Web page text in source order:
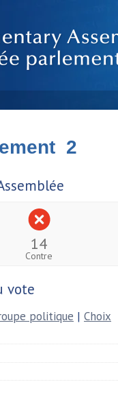
2
14
Contre
vote
politique | Choix